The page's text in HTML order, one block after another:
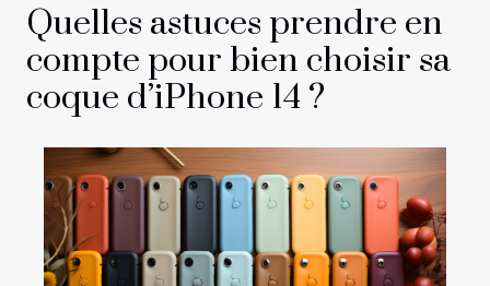
Quelles astuces prendre en
compte pour bien choisir sa
coque d’iPhone 14 ?